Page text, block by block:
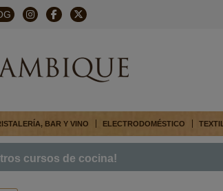
BAR Y VINO ELECTRODOMÉSTICO TEXTIL
cursos de cocina!